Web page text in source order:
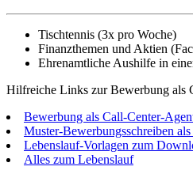
Tischtennis (3x pro Woche)
Finanzthemen und Aktien
Ehrenamtliche Aushilfe in
Hilfreiche Links zur Bewerbung als
Bewerbung als Call-Center-
Muster-Bewerbungsschreiben
Lebenslauf-Vorlagen zum
Alles zum Lebenslauf